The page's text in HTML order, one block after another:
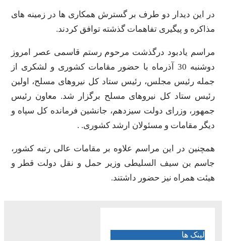
در این دیدار دو طرف بر گسترش همکاری ها در زمینه های
مذاکره و پیگیری تفاهمات گذشته توافق کردند.
مراسم یادبود درگذشت مرحوم رستم قاسمی عصر امروز
دوشنبه 30 آذرماه با حضور مقامات کشوری و لشکری ​​از
جمله رئیس مجلس، رئیس ستاد کل نیروهای مسلح، اولین
رئیس ستاد کل نیروهای مسلح برگزار شد. معاون رئیس
جمهور، وزرای دولت سیزدهم، جانشین فرمانده کل سپاه و
دیگر مقامات و مسئولان ارشد کشوری. .
همچنین در این مراسم علاوه بر مقامات عالی رتبه کشور،
جاسم بن سیف السلیطی وزیر حمل و نقل دولت قطر و
هیئت همراه نیز حضور داشتند.
لینک ها